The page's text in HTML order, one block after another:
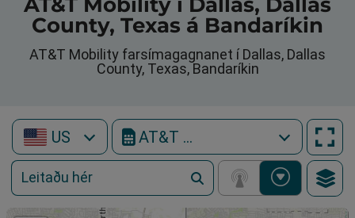
County, Texas á Bandaríkin
AT&T Mobility farsímagagnanet í Dallas, Dallas
County, Texas, Bandaríkin
US AT&T Mobility